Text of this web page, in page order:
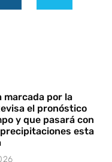
marcada por la
el pronóstico
y que pasará con
esta